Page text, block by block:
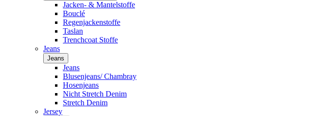
Jacken- & Mantelstoffe
Bouclé
Regenjackenstoffe
Taslan
Trenchcoat Stoffe
Jeans
Jeans
Jeans
Blusenjeans/ Chambray
Hosenjeans
Nicht Stretch Denim
Stretch Denim
Jersey